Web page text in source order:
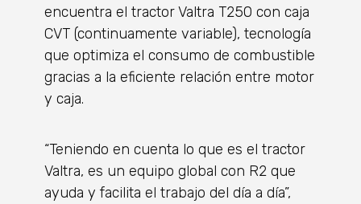
encuentra el tractor Valtra T250 con caja
CVT (continuamente variable), tecnología
que optimiza el consumo de combustible
gracias a la eficiente relación entre motor
y caja.
“Teniendo en cuenta lo que es el tractor
Valtra, es un equipo global con R2 que
ayuda y facilita el trabajo del día a día”,